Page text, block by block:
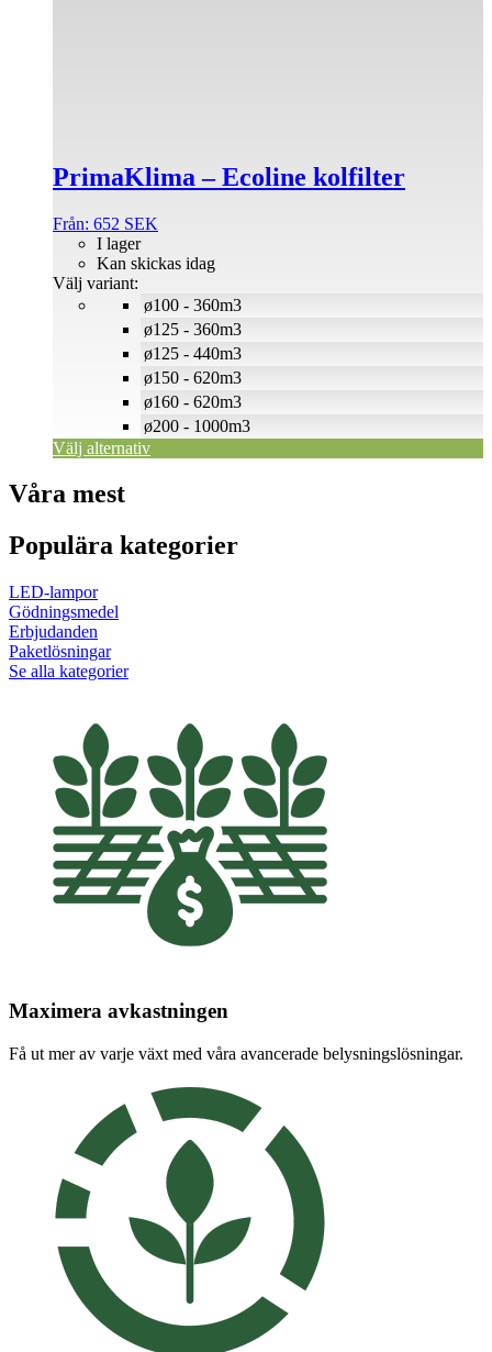
PrimaKlima – Ecoline kolfilter
Från: 652 SEK
ø100 - 360m3
ø125 - 360m3
ø125 - 440m3
ø150 - 620m3
ø160 - 620m3
ø200 - 1000m3
I lager
Kan skickas idag
Välj variant:
Välj alternativ
kan
väljas
produktsidan
Våra mest
Populära kategorier
LED-lampor
Gödningsmedel
Erbjudanden
Paketlösningar
Se alla kategorier
Maximera avkastningen
Få ut mer av varje växt med våra avancerade belysningslösningar.